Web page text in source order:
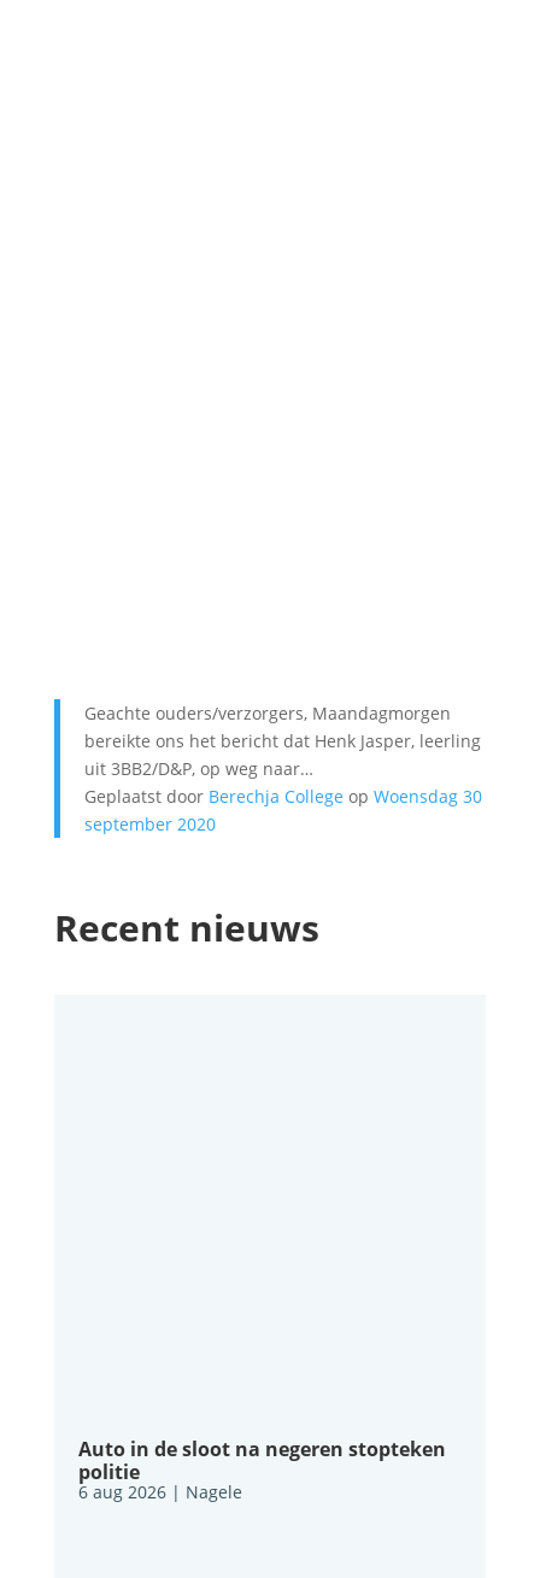
Geachte ouders/verzorgers, Maandagmorgen
bereikte ons het bericht dat Henk Jasper, leerling
uit 3BB2/D&P, op weg naar…
Geplaatst door Berechja College op Woensdag 30
september 2020
Recent nieuws
Auto in de sloot na negeren stopteken
politie
6 aug 2026| Nagele